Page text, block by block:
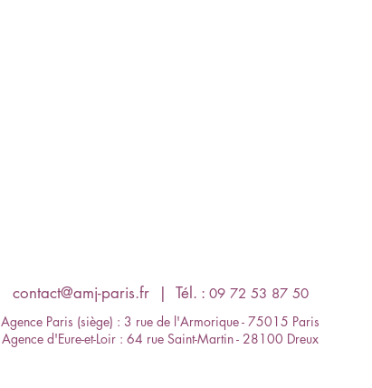
contact@amj-paris.fr​ | Tél. : 09 72 53 87 50
Agence Paris (siège) : 3 rue de l'Armorique - 75015 Paris
Agence d'Eure-et-Loir : 64 rue Saint-Martin - 28100 Dreux